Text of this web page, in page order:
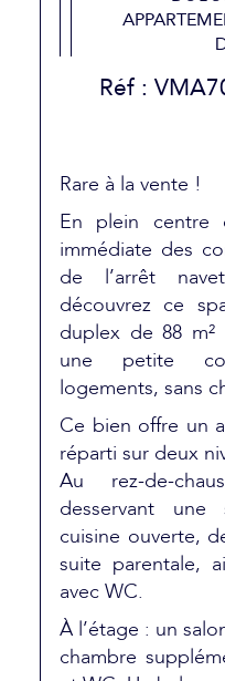
Réf :
Rare à la vente !
En plein centre
immédiate des
de l’arrêt
découvrez ce
duplex de 88 m²
une petite
logements, sans
Ce bien offre un
réparti sur deux
Au rez-de-
desservant
cuisine ouverte,
suite parentale,
avec WC.
À l’étage : un
chambre